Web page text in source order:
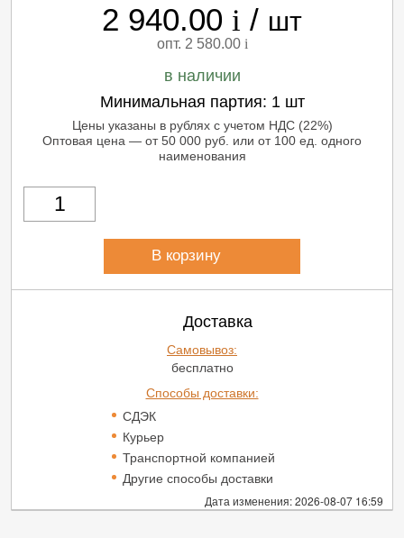
Дата изменения: 2026-08-07 16:59
2 940.00 i / шт
опт. 2 580.00 i
в наличии
Минимальная партия: 1 шт
Цены указаны в рублях с учетом НДС (22%)
Оптовая цена — от 50 000 руб. или от 100 ед. одного
наименования
В корзину
Доставка
Самовывоз:
бесплатно
Способы доставки:
СДЭК
Курьер
Транспортной компанией
Другие способы доставки